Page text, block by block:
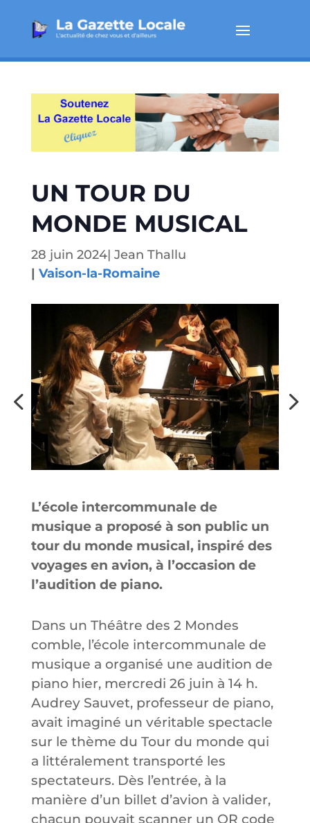
UN TOUR DU
MONDE MUSICAL
28 juin 2024| Jean Thallu
| Vaison-la-Romaine
L’école intercommunale de
musique a proposé à son public un
tour du monde musical, inspiré des
voyages en avion, à l’occasion de
l’audition de piano.
Dans un Théâtre des 2 Mondes
comble, l’école intercommunale de
musique a organisé une audition de
piano hier, mercredi 26 juin à 14 h.
Audrey Sauvet, professeur de piano,
avait imaginé un véritable spectacle
sur le thème du Tour du monde qui
a littéralement transporté les
spectateurs. Dès l’entrée, à la
manière d’un billet d’avion à valider,
chacun pouvait scanner un QR code